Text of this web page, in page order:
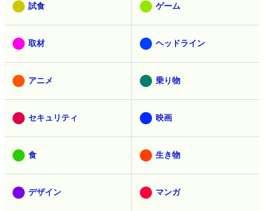
試食 ゲーム
取材 ヘッドライン
アニメ 乗り物
セキュリティ 映画
食 生き物
デザイン マンガ